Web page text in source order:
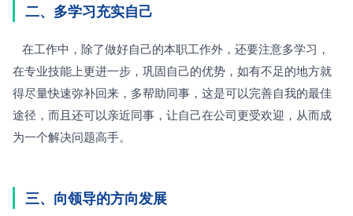
二、多学习充实自己
在专业技能上更进一步，巩固自己的优势，如有不足的地方就
得尽量快速弥补回来，多帮助同事，这是可以完善自我的最佳
途径，而且还可以亲近同事，让自己在公司更受欢迎，从而成
为一个解决问题高手。
三、向领导的方向发展